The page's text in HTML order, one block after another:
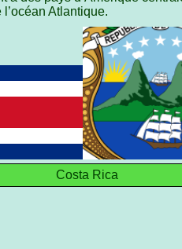
Atlantique.
Costa Rica